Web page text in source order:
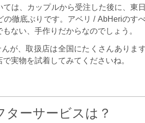
は、カップルから受注した後に、東
の徹底ぶりです。アベリ / AbHeriのす
ない、手作りだからなのでしょう。
が、取扱店は全国にたくさんありま
実物を試着してみてくださいね。
ターサービスは？